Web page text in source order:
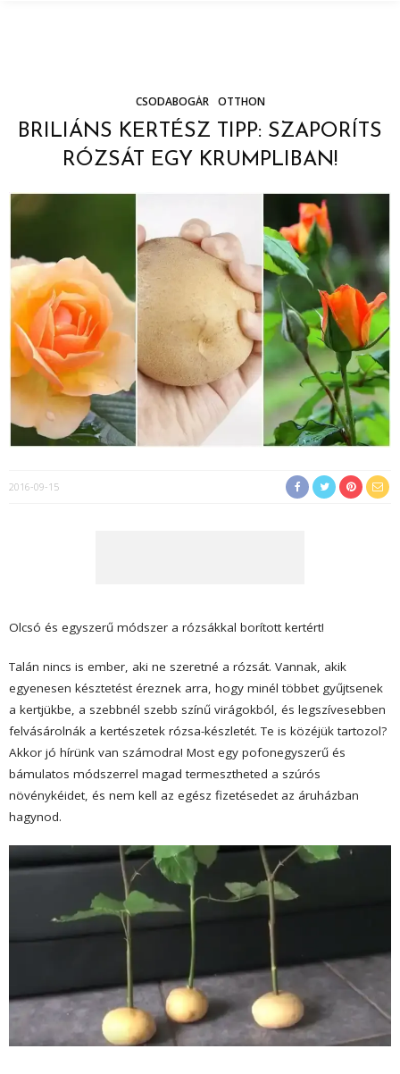
CSODABOGÁR OTTHON
BRILIÁNS KERTÉSZ TIPP: SZAPORÍTS
RÓZSÁT EGY KRUMPLIBAN!
2016-09-15
Olcsó és egyszerű módszer a rózsákkal borított kertért!
Talán nincs is ember, aki ne szeretné a rózsát. Vannak, akik
egyenesen késztetést éreznek arra, hogy minél többet gyűjtsenek
a kertjükbe, a szebbnél szebb színű virágokból, és legszívesebben
felvásárolnák a kertészetek rózsa-készletét. Te is közéjük tartozol?
Akkor jó hírünk van számodra! Most egy pofonegyszerű és
bámulatos módszerrel magad termesztheted a szúrós
növénykéidet, és nem kell az egész fizetésedet az áruházban
hagynod.